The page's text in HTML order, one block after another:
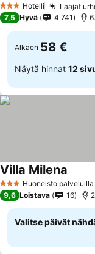
3 Tähtiluokitus
Hotelli Laajat
7,5 Hyvä 4 741
Alkaen 58 €
Näytä hinnat 12
3 Tähtiluokitus
Huoneisto palveluilla
Villa Milena
9,6 Loistava 16
Valitse päivät